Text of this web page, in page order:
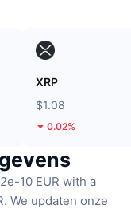
XRP
$1.08
0.02%
10 EUR with a
We updaten onze